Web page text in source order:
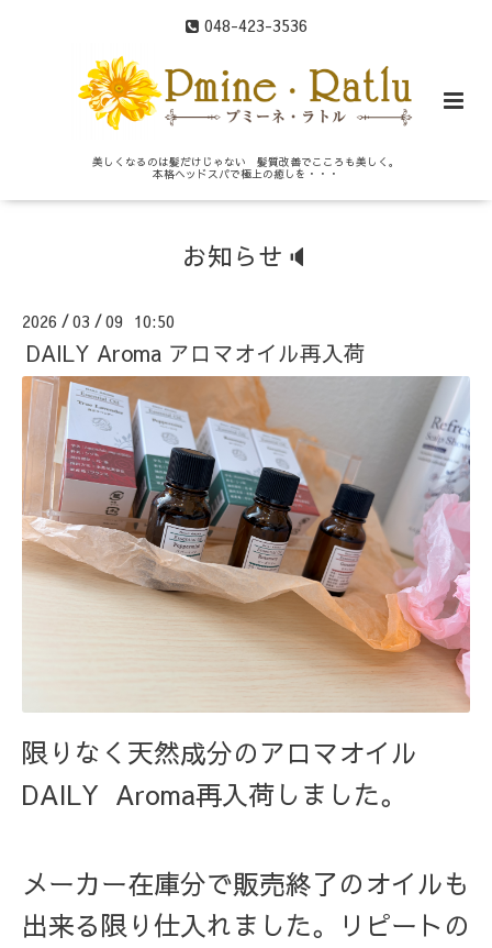
048-423-3536
美しくなるのは髪だけじゃない 髪質改善でこころも美しく。
本格ヘッドスパで極上の癒しを・・・
お知らせ🔈
2026 /03 /09 10:50
DAILY Aroma アロマオイル再入荷
限りなく天然成分のアロマオイル
DAILY Aroma再入荷しました。
メーカー在庫分で販売終了のオイルも
出来る限り仕入れました。リピートの